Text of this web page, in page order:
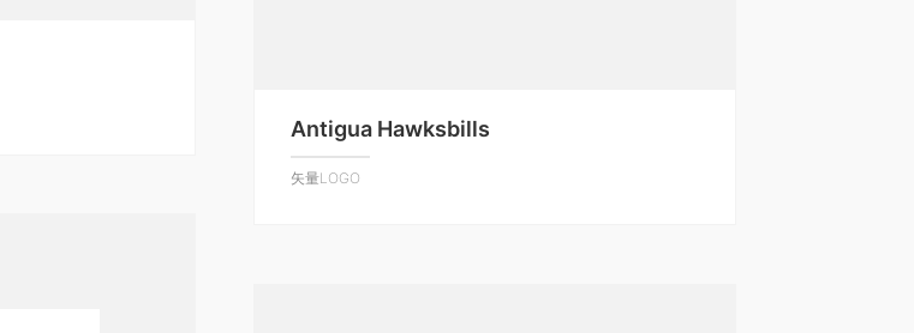
Antigua Hawksbills
矢量LOGO